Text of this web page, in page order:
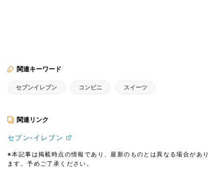
関連キーワード
セブンイレブン コンビニ スイーツ
関連リンク
セブン‐イレブン
※本記事は掲載時点の情報であり、最新のものとは異なる場合があり
ます。予めご了承ください。